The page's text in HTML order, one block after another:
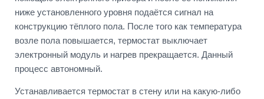
ниже установленного уровня подаётся сигнал на
конструкцию тёплого пола. После того как температура
возле пола повышается, термостат выключает
электронный модуль и нагрев прекращается. Данный
процесс автономный.
Устанавливается термостат в стену или на какую-либо